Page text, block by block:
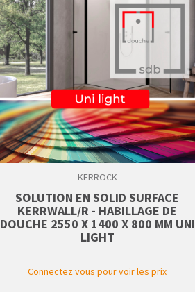
KERROCK
SOLUTION EN SOLID SURFACE
KERRWALL/R - HABILLAGE DE
DOUCHE 2550 X 1400 X 800 MM UNI
LIGHT
Connectez vous pour voir les prix